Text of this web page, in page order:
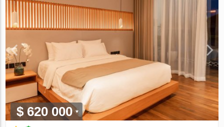
$ 620 000